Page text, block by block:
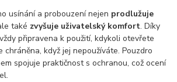
usínání a probouzení nejen prodlužuje
také zvyšuje uživatelský komfort. Díky
připravena k použití, kdykoli otevřete
chráněna, když jej nepoužíváte. Pouzdro
spojuje praktičnost s ochranou, což ocení